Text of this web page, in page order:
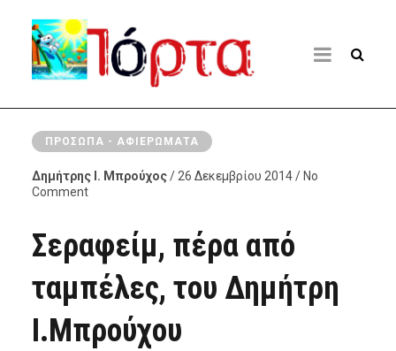
ΠΡΌΣΩΠΑ - ΑΦΙΕΡΏΜΑΤΑ
Δημήτρης Ι. Μπρούχος/ 26 Δεκεμβρίου 2014 / No
Comment
Σεραφείμ, πέρα από
ταμπέλες, του Δημήτρη
Ι.Μπρούχου